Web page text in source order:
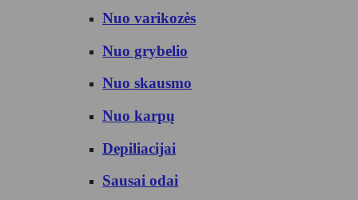
Nuo varikozės
Nuo grybelio
Nuo skausmo
Nuo karpų
Depiliacijai
Sausai odai